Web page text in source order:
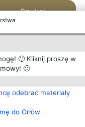
🙂 Kliknij proszę w
🙂
odebrać materiały
do Orłów
Szukaj
Plebiscyt
Laureaci
wszystkich
Laureatów
Kontakt